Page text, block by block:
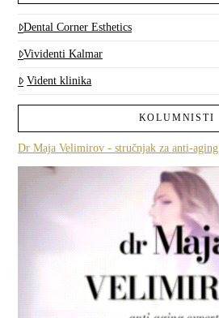
Dental Corner Esthetics
Vividenti Kalmar
Vident klinika
KOLUMNISTI
Dr Maja Velimirov - stručnjak za anti-aging